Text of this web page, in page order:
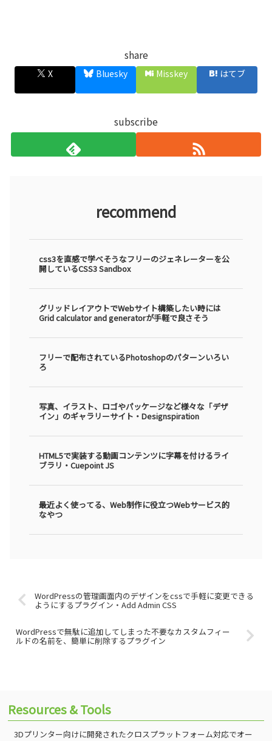
share
X Bluesky Misskey はてブ
subscribe
recommend
css3を直感で学べそうなフリーのジェネレーターを公
開しているCSS3 Sandbox
グリッドレイアウトでWebサイト構築したい時には
Grid calculator and generatorが手軽で良さそう
フリーで配布されているPhotoshopのパターンいろい
ろ
写真、イラスト、ロゴやパッケージなど様々な「デザ
イン」のギャラリーサイト・Designspiration
HTML5で実装する動画コンテンツに字幕を付けるライ
ブラリ・Cuepoint JS
最近よく使ってる、Web制作に役立つWebサービス的
なやつ
WordPressの管理画面内のデザインをcssで手軽に変更できる
ようにするプラグイン・Add Admin CSS
WordPressで無駄に追加してしまった不要なカスタムフィー
ルドの名前を、簡単に削除するプラグイン
Resources & Tools
3Dプリンター向けに開発されたクロスプラットフォーム対応でオー